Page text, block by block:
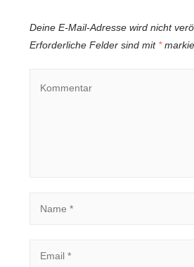
Deine E-Mail-Adresse wird nicht
Erforderliche Felder sind mit *